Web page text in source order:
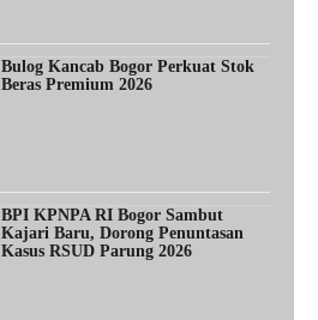
Bulog Kancab Bogor Perkuat Stok
Beras Premium 2026
BPI KPNPA RI Bogor Sambut
Kajari Baru, Dorong Penuntasan
Kasus RSUD Parung 2026